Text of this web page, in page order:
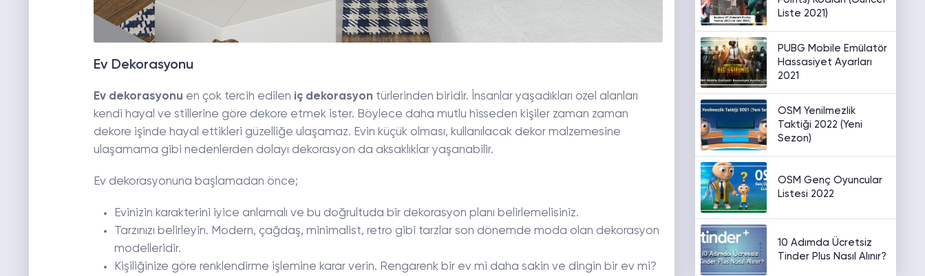
Ev Dekorasyonu
Ev dekorasyonu en çok tercih edilen iç dekorasyon türlerinden biridir. İnsanlar yaşadıkları özel alanları
kendi hayal ve stillerine göre dekore etmek ister. Böylece daha mutlu hisseden kişiler zaman zaman
dekore işinde hayal ettikleri güzelliğe ulaşamaz. Evin küçük olması, kullanılacak dekor malzemesine
ulaşamama gibi nedenlerden dolayı dekorasyon da aksaklıklar yaşanabilir.
Ev dekorasyonuna başlamadan önce;
Evinizin karakterini iyice anlamalı ve bu doğrultuda bir dekorasyon planı belirlemelisiniz.
Tarzınızı belirleyin. Modern, çağdaş, minimalist, retro gibi tarzlar son dönemde moda olan dekorasyon
modelleridir.
Kişiliğinize göre renklendirme işlemine karar verin. Rengarenk bir ev mi daha sakin ve dingin bir ev mi?
Liste 2021)
PUBG Mobile Emülatör
Hassasiyet Ayarları
2021
OSM Yenilmezlik
Taktiği 2022 (Yeni
Sezon)
OSM Genç Oyuncular
Listesi 2022
10 Adımda Ücretsiz
Tinder Plus Nasıl Alınır?